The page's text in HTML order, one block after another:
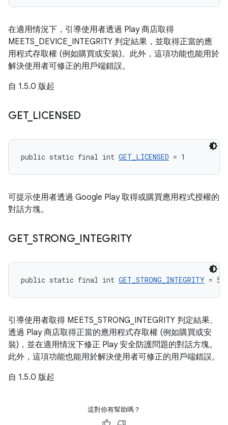
在適用情況下，引導使用者透過 Play 商店取得
MEETS_DEVICE_INTEGRITY 判定結果，並取得正當的應
用程式存取權 (例如購買或安裝)。此外，這項功能也能用於
解決使用者可修正的用戶端錯誤。
自 1.5.0 版起
GET_ LICENSED
public static final int GET_LICENSED = 1
可提示使用者透過 Google Play 取得或購買應用程式授權的
對話方塊。
GET_ STRONG_ INTEGRITY
public static final int GET_STRONG_INTEGRITY = 5
引導使用者取得 MEETS_STRONG_INTEGRITY 判定結果、
透過 Play 商店取得正當的應用程式存取權 (例如購買或安
裝)，並在適用情況下修正 Play 安全防護問題的對話方塊。
此外，這項功能也能用於解決使用者可修正的用戶端錯誤。
自 1.5.0 版起
這對你有幫助嗎？